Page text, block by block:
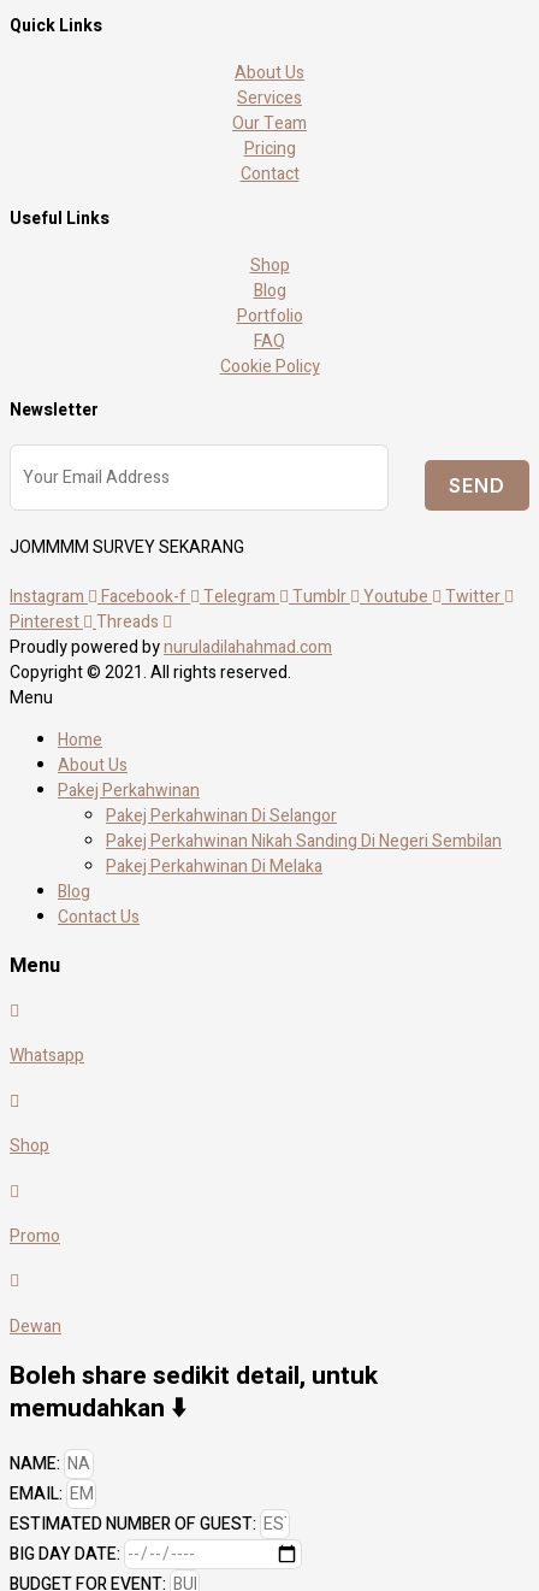
Quick Links
About Us
Services
Our Team
Pricing
Contact
Useful Links
Shop
Blog
Portfolio
FAQ
Cookie Policy
Newsletter
SEND
JOMMMM SURVEY SEKARANG
Instagram
Facebook-f Telegram Tumblr Youtube
Twitter
Pinterest
Threads
Proudly powered bynuruladilahahmad.com
Copyright © 2021. All rights reserved.
Menu
Home
About Us
Pakej Perkahwinan
Pakej Perkahwinan Di Selangor
Pakej Perkahwinan Nikah Sanding Di Negeri Sembilan
Pakej Perkahwinan Di Melaka
Blog
Contact Us
Menu
Whatsapp
Shop
Promo
Dewan
Boleh share sedikit detail, untuk
memudahkan ⬇️
NAME:
EMAIL:
ESTIMATED NUMBER OF GUEST:
BIG DAY DATE:
BUDGET FOR EVENT: